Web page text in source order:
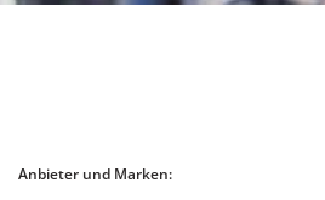
Anbieter und Marken: